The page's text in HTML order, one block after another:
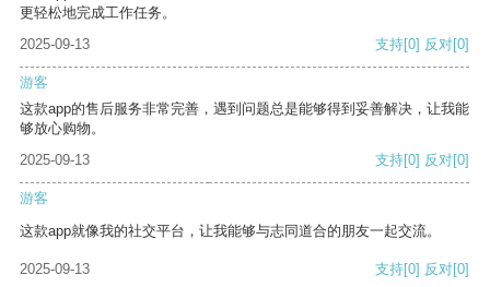
更轻松地完成工作任务。
2025-09-13
支持[0] 反对[0]
游客
这款app的售后服务非常完善，遇到问题总是能够得到妥善解决，让我能
够放心购物。
2025-09-13
支持[0] 反对[0]
游客
这款app就像我的社交平台，让我能够与志同道合的朋友一起交流。
2025-09-13 支持[0] 反对[0]